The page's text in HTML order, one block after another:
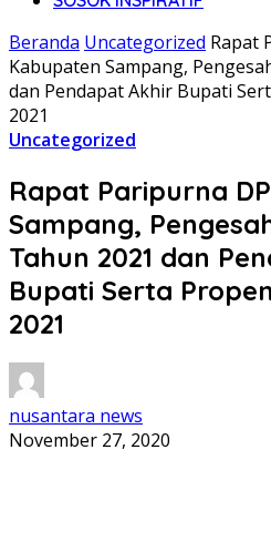
Beranda Uncategorized Rapat
Kabupaten Sampang,
dan Pendapat Akhir Bupati
2021
Uncategorized
Rapat Paripurna
Sampang,
Tahun 2021 dan
Bupati Serta
2021
nusantara news
November 27, 2020